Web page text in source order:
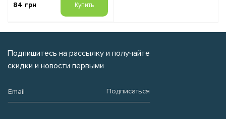
84 грн Купить
Подпишитесь на рассылку и получайте
скидки и новости первыми
Подписаться